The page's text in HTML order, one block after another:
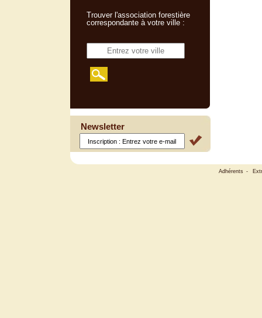
Trouver l'association forestière
correspondante à votre ville :
Newsletter
Adhérents -